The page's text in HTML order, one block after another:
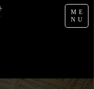
ME
NU